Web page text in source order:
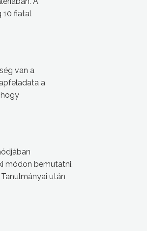
10 fiatal
van a
a
módon bemutatni.
után